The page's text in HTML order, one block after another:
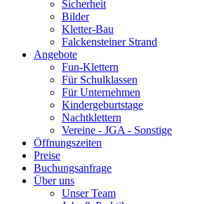
Sicherheit
Bilder
Kletter-Bau
Falckensteiner Strand
Angebote
Fun-Klettern
Für Schulklassen
Für Unternehmen
Kindergeburtstage
Nachtklettern
Vereine - JGA - Sonstige
Öffnungszeiten
Preise
Buchungsanfrage
Über uns
Unser Team